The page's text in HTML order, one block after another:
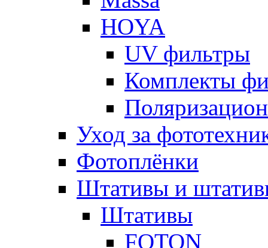
HOYA
UV фильтры
Комплекты
Уход за
Фотоплёнки
Штативы и
Штативы
FOTON